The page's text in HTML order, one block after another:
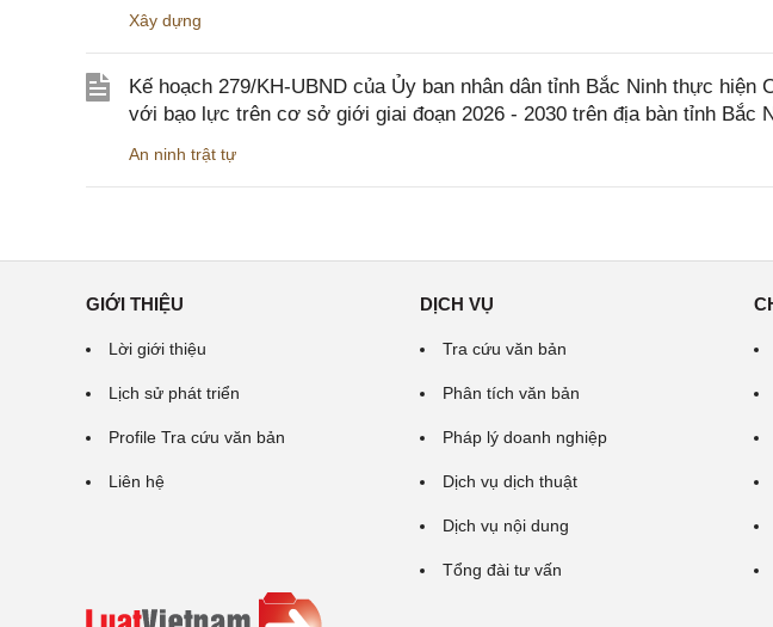
Xây dựng
Kế hoạch 279/KH-UBND của Ủy ban nhân dân tỉnh Bắc Ninh thực hiện
với bạo lực trên cơ sở giới giai đoạn 2026 - 2030 trên địa bàn tỉnh Bắc
An ninh trật tự
GIỚI THIỆU
Lời giới thiệu
Lịch sử phát triển
Profile Tra cứu văn bản
Liên hệ
DỊCH VỤ
Tra cứu văn bản
Phân tích văn bản
Pháp lý doanh nghiệp
Dịch vụ dịch thuật
Dịch vụ nội dung
Tổng đài tư vấn